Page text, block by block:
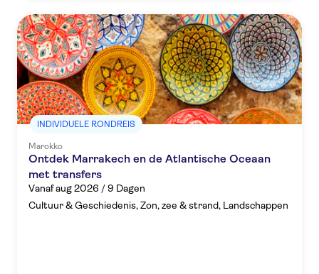
INDIVIDUELE RONDREIS
Marokko
Ontdek Marrakech en de Atlantische Oceaan
met transfers
Vanaf aug 2026 / 9 Dagen
Cultuur & Geschiedenis, Zon, zee & strand, Landschappen